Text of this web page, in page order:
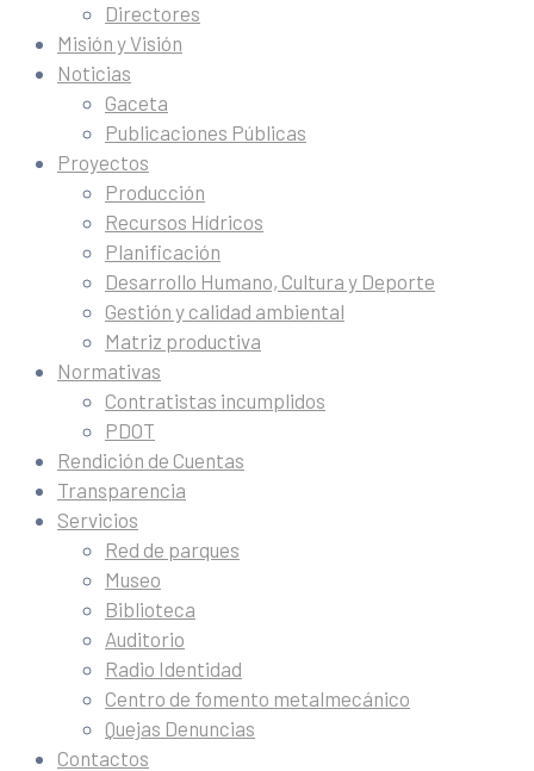
Directores
Misión y Visión
Noticias
Gaceta
Publicaciones Públicas
Proyectos
Producción
Recursos Hídricos
Planificación
Desarrollo Humano, Cultura y Deporte
Gestión y calidad ambiental
Matriz productiva
Normativas
Contratistas incumplidos
PDOT
Rendición de Cuentas
Transparencia
Servicios
Red de parques
Museo
Biblioteca
Auditorio
Radio Identidad
Centro de fomento metalmecánico
Quejas Denuncias
Contactos